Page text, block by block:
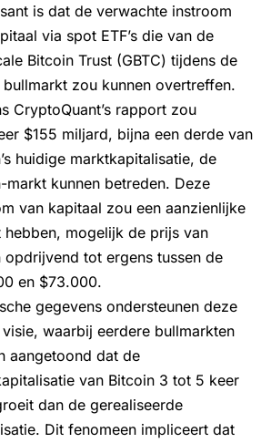
is dat de verwachte instroom
via spot ETF’s die van de
Bitcoin Trust (GBTC) tijdens de
bullmarkt zou kunnen overtreffen.
CryptoQuant’s rapport zou
$155 miljard, bijna een derde van
huidige marktkapitalisatie, de
markt kunnen betreden. Deze
van kapitaal zou een aanzienlijke
hebben, mogelijk de prijs van
opdrijvend tot ergens tussen de
en $73.000.
gegevens ondersteunen deze
waarbij eerdere bullmarkten
aangetoond dat de
van Bitcoin 3 tot 5 keer
dan de gerealiseerde
Dit fenomeen impliceert dat